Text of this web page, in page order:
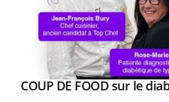
Youtube
COUP DE FOOD sur le
Youtube
Quand l’entreprise mise